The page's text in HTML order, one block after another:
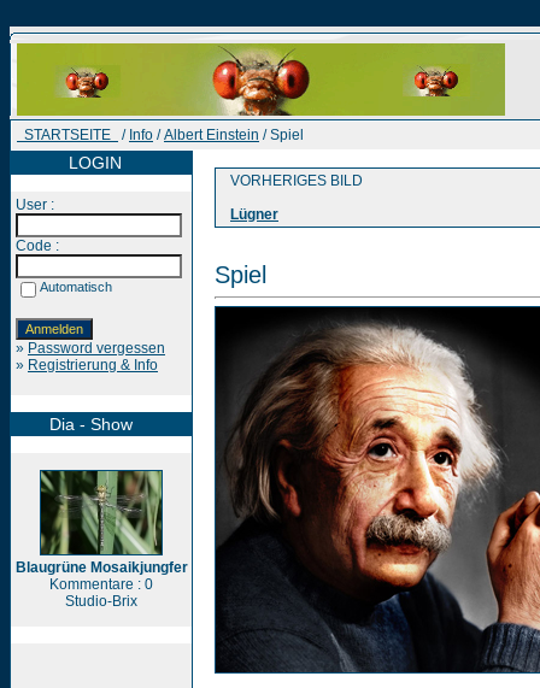
STARTSEITE / Info /Albert Einstein / Spiel
LOGIN
User :
Code :
Automatisch
» Password vergessen
» Registrierung & Info
Dia - Show
Blaugrüne Mosaikjungfer
Kommentare : 0
Studio-Brix
VORHERIGES BILD
Lügner
Spiel